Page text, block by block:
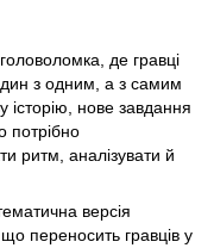
де гравці
з одним, а з самим
історію, нове завдання
потрібно
ритм, аналізувати й
версія
що переносить гравців у